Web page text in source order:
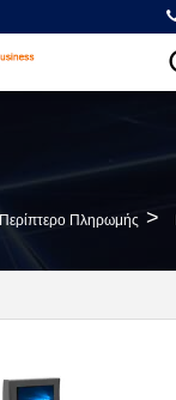
Περίπτερο Πληρωμής >